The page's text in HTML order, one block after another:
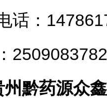
：
州黔药源众